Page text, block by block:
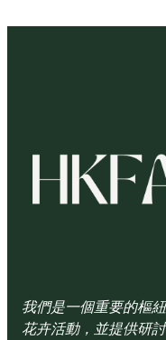
我們是一個重要的樞
花卉活動，並提供研